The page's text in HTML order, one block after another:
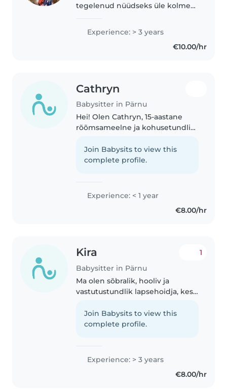
tegelenud nüüdseks üle kolme
olin abistanud lasteaias ja käinud
perede juures lapsi hoidmas.
Experience: > 3 years
€10.00/hr
Cathryn
Babysitter in Pärnu
Hei! Olen Cathryn, 15-aastane
rõõmsameelne ja kohusetundlik
lapsehoiu tööd nädala õhtuti või
lõunati. Olen abivalmis,
Join Babysits to view this
complete profile.
Experience: < 1 year
€8.00/hr
Kira
Babysitter in Pärnu
1
Ma olen sõbralik, hooliv ja
vastutustundlik lapsehoidja, kes
Ma olen töötanud lapsehoidjana
5 aastat. Ma olen valmis tooma
Join Babysits to view this
complete profile.
Experience: > 3 years
€8.00/hr